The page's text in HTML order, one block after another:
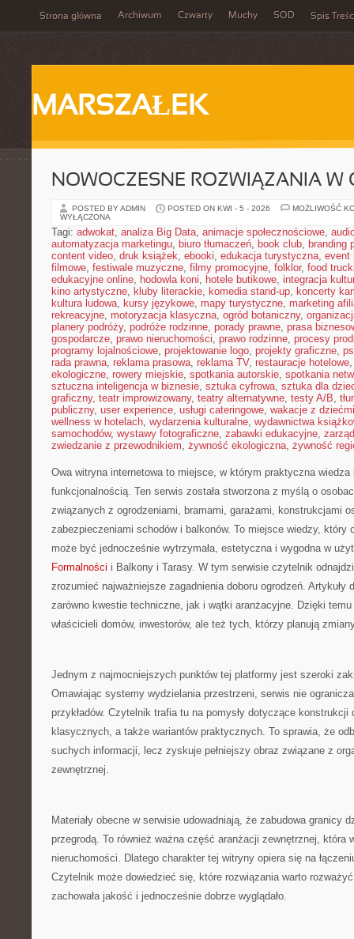
Strona główna Archiwum Czwarty Muchy SOD Spis
MARSZAŁEK
NOWOCZESNE ROZWIĄZANIA W
POSTED BY ADMIN POSTED ON KWI - 5 - 2026
MOŻLIWOŚĆ
WYŁĄCZONA
Tagi: adwokat, analiza Big Data, animacje społecznościowe,
automatyzacja marketingu, biuro tłumaczeń, book club, branding
content video, druk książek, ebooki, edukacja turystyczna, event
filmowe, festiwale muzyczne, filmy promocyjne, folklor, food
edukacyjne online, hodowla koni, hotele butikowe, integracja
kino artystyczne, kluby literackie, komedia stand-up, koncerty
kultura ludowa, kursy językowe, mapy turystyczne, marketing
rekreacyjne, motoryzacja klasyczna, ogród botaniczny,
planery podróży, podróże rodzinne, porady prawne, prasa
gospodarcze, prawo nieruchomości, prawo rodzinne, procesy
programy lojalnościowe, projektowanie logo, projekty graficzne,
rada prawna, reklama prasowa, reklama TV, restauracje hotelowe
ekologiczne, rowery miejskie, spotkania autorskie, spotkania
sztuczna inteligencja w biznesie, sztuka cyfrowa, sztuka dla
graficzny, teatr improwizowany, teatry alternatywne, testy A/B,
publiczny, user experience, usługi cateringowe, wakacje z dziećmi
wellness w hotelach, wydarzenia kulturalne, wydawnictwa
samochodów, wystawy fotograficzne, zabawki edukacyjne,
zwiedzanie z przewodnikiem, żywność ekologiczna, żywność
Owa witryna internetowa to miejsce, w którym praktyczna wiedza
funkcjonalnością. Ten serwis została stworzona z myślą o
związanych z ogrodzeniami, bramami, garażami, konstrukcjami
zabezpieczeniami schodów i balkonów. To miejsce wiedzy, który
może być jednocześnie wytrzymała, estetyczna i wygodna w
Formalności i Balkony i Tarasy. W tym serwisie czytelnik
zrozumieć najważniejsze zagadnienia doboru ogrodzeń. Artykuły
zarówno kwestie techniczne, jak i wątki aranżacyjne. Dzięki
właścicieli domów, inwestorów, ale też tych, którzy planują
Jednym z najmocniejszych punktów tej platformy jest szeroki
Omawiając systemy wydzielania przestrzeni, serwis nie
przykładów. Czytelnik trafia tu na pomysły dotyczące konstrukcji
klasycznych, a także wariantów praktycznych. To sprawia, że
suchych informacji, lecz zyskuje pełniejszy obraz związane z
zewnętrznej.
Materiały obecne w serwisie udowadniają, że zabudowa granicy
przegrodą. To również ważna część aranżacji zewnętrznej, która
nieruchomości. Dlatego charakter tej witryny opiera się na
Czytelnik może dowiedzieć się, które rozwiązania warto
zachowała jakość i jednocześnie dobrze wyglądało.